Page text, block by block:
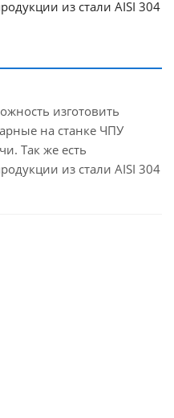
из стали AISI 304
изготовить
на станке ЧПУ
Так же есть
из стали AISI 304